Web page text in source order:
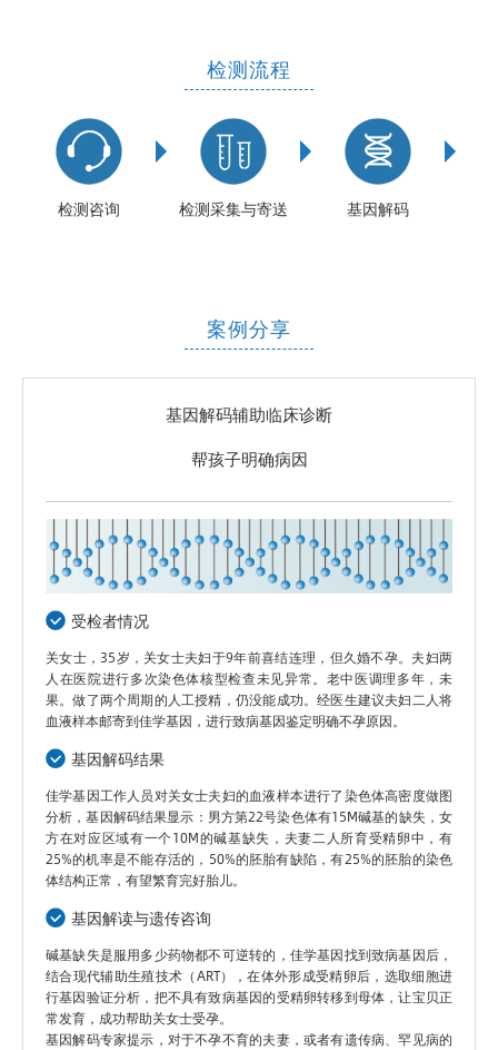
检测流程
检测咨询 检测采集与寄送 基因解码
案例分享
基因解码辅助临床诊断
帮孩子明确病因
受检者情况
关女士，35岁，关女士夫妇于9年前喜结连理，但久婚不孕。夫妇两
人在医院进行多次染色体核型检查未见异常。老中医调理多年，未
果。做了两个周期的人工授精，仍没能成功。经医生建议夫妇二人将
血液样本邮寄到佳学基因，进行致病基因鉴定明确不孕原因。
基因解码结果
佳学基因工作人员对关女士夫妇的血液样本进行了染色体高密度做图
分析，基因解码结果显示：男方第22号染色体有15M碱基的缺失，女
方在对应区域有一个10M的碱基缺失，夫妻二人所育受精卵中，有
25%的机率是不能存活的，50%的胚胎有缺陷，有25%的胚胎的染色
体结构正常，有望繁育完好胎儿。
基因解读与遗传咨询
碱基缺失是服用多少药物都不可逆转的，佳学基因找到致病基因后，
结合现代辅助生殖技术（ART），在体外形成受精卵后，选取细胞进
行基因验证分析，把不具有致病基因的受精卵转移到母体，让宝贝正
常发育，成功帮助关女士受孕。
基因解码专家提示，对于不孕不育的夫妻，或者有遗传病、罕见病的